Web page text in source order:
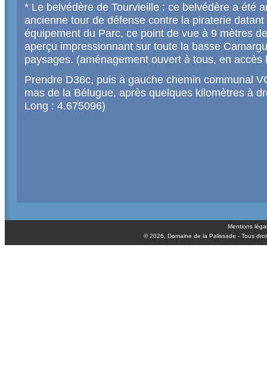
* Le belvédère de Tourvieille : ce belvédère a été
ancienne tour de défense contre la piraterie
équipement du Parc, ce point de vue à 9 mètres
aperçu impressionnant sur toute la basse
paysages. (aménagement ouvert à tous, en accès
Prendre D36c, puis à gauche chemin communal
mas de la Bélugue, après quelques kilomètres à
Long : 4.675096)
Mentions
© 2026, Domaine de la Palissade - Tous